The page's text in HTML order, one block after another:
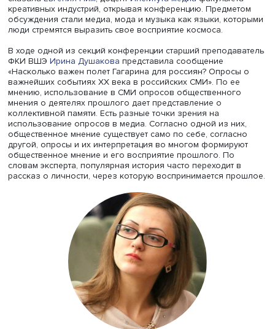
Евгения Ним
«Наш космос, космос гуманитариев, — это
котором спроецированы человеческие страхи и
сказалаЕвгения Ним, доцентИнститута медиа
креативных индустрий, открывая конференцию.
обсуждения стали медиа, мода и музыка как языки,
люди стремятся выразить свое восприятие космоса.
В ходе одной из секций конференции старший
ФКИ ВШЭИрина Душаковапредставила сообщение
важнейших событиях ХХ века в российских СМИ». По
мнению, использование в СМИ опросов
мнения о деятелях прошлого дает представление о
коллективной памяти. Есть разные точки зрения на
использование опросов в медиа. Согласно одной из
общественное мнение существует само по себе,
другой, опросы и их интерпретация во многом
общественное мнение и его восприятие прошлого. По
словам эксперта, популярная история часто переходит
рассказ о личности, через которую воспринимается